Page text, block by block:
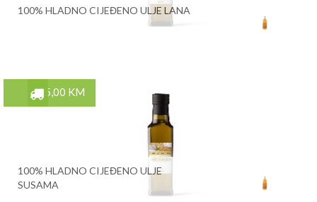
100% HLADNO CIJEĐENO ULJE LANA
15,00 KM
100% HLADNO CIJEĐENO ULJE
SUSAMA